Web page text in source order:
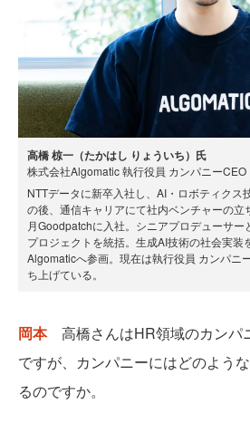
高橋 椋一（たかはし りょういち）氏
株式会社Algomatic 執行役員 カンパニーCEO
NTTデータに新卒入社し、AI・ロボティクス
の後、通信キャリアにて社内ベンチャーの
月Goodpatchに入社。シニアプロデューサー
プロジェクトを統括。生成AI技術の社会実装
Algomaticへ参画。現在は執行役員 カンパニ
ち上げている。
岡本高橋さんはHR領域のカンパ
ですが、カンパニーにはどのよう
るのですか。